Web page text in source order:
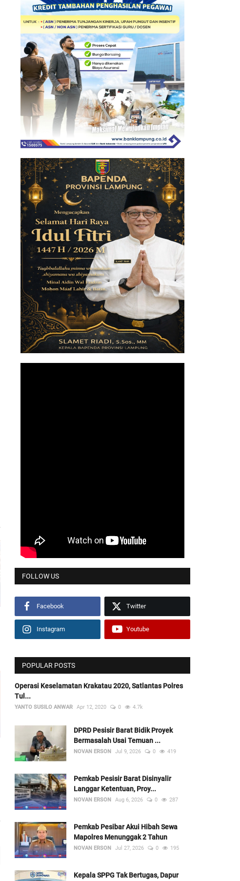
FOLLOW US
Facebook Twitter
Instagram Youtube
POPULAR POSTS
Operasi Keselamatan Krakatau 2020, Satlantas Polres
Tul...
YANTO SUSILO ANWAR Apr 12, 2020 0 4.7k
DPRD Pesisir Barat Bidik Proyek
Bermasalah Usai Temuan ...
NOVAN ERSON Jul 9, 2026 0 419
Pemkab Pesisir Barat Disinyalir
Langgar Ketentuan, Proy...
NOVAN ERSON Aug 6, 2026 0 287
Pemkab Pesibar Akui Hibah Sewa
Mapolres Menunggak 2 Tahun
NOVAN ERSON Jul 27, 2026 0 195
Kepala SPPG Tak Bertugas, Dapur